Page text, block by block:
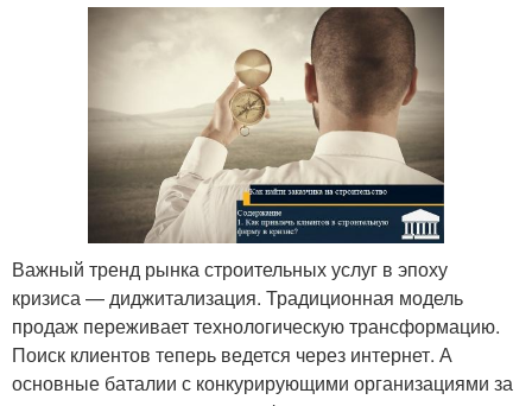
Важный тренд рынка строительных услуг в эпоху
кризиса — диджитализация. Традиционная модель
продаж переживает технологическую трансформацию.
Поиск клиентов теперь ведется через интернет. А
основные баталии с конкурирующими организациями за